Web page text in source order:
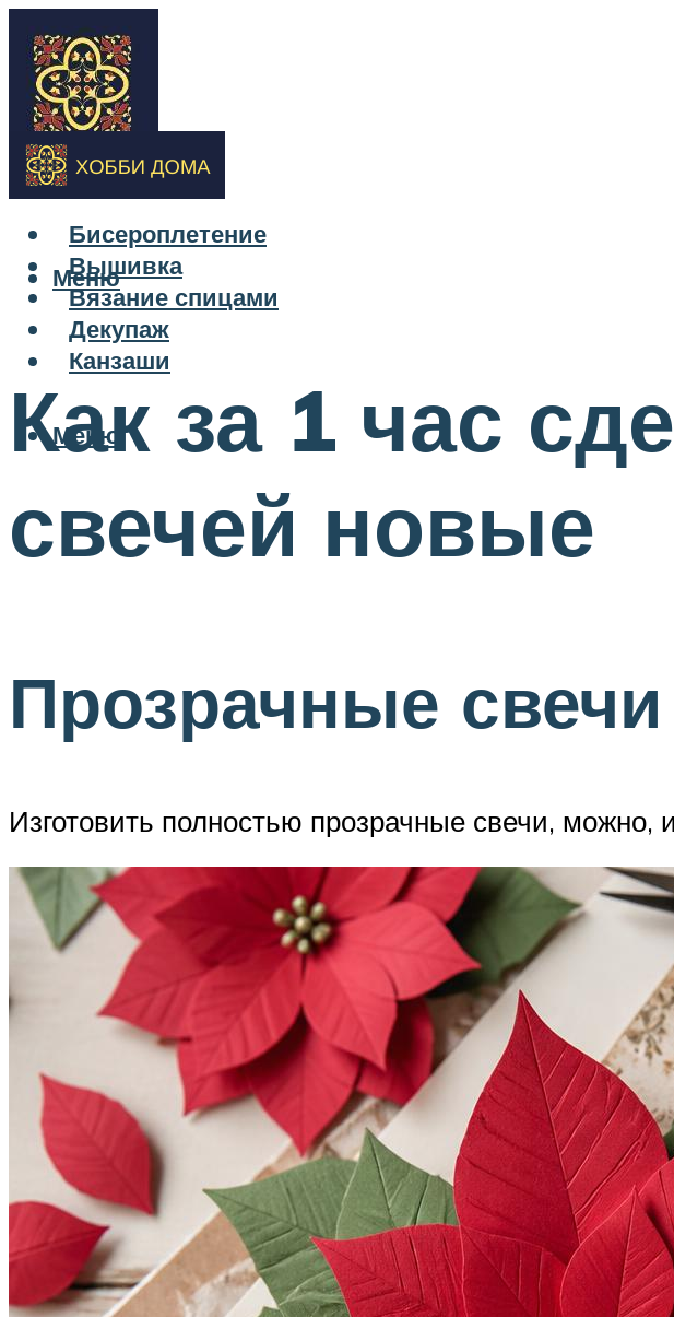
Бисероплетение
Вышивка
Вязание спицами
Декупаж
Канзаши
Меню
Меню
Как за 1 час
свечей новые
Прозрачные свечи
Изготовить полностью прозрачные свечи, можно,